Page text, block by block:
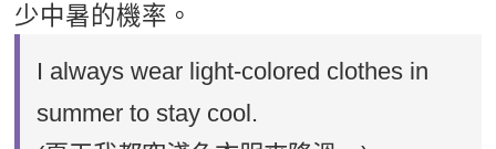
少中暑的機率。
I always wear light-colored clothes in
summer to stay cool.